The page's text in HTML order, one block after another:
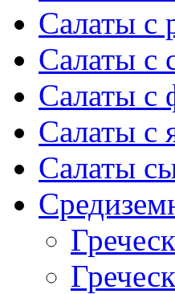
Салаты с
Салаты с
Салаты с
Салаты с
Салаты